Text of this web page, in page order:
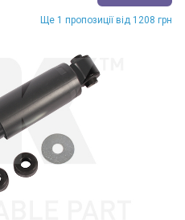
Ще 1 пропозиції від 1208 грн